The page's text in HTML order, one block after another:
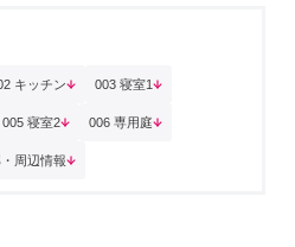
キッチン 003 寝室1
005 寝室2 006 専用庭
周辺情報